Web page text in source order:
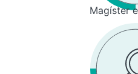
Magíster